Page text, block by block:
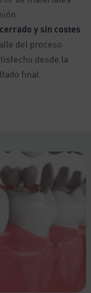
y sin costes
del proceso
desde la
final.